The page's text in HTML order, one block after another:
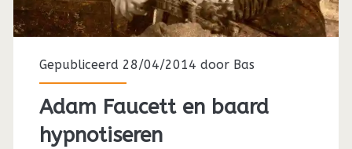
Gepubliceerd 28/04/2014 door Bas
Adam Faucett en baard
hypnotiseren